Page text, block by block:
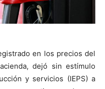
en los precios del
dejó sin estímulo
y servicios (IEPS) a